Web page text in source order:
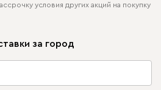
условия других акций на покупку
за город